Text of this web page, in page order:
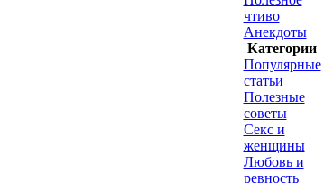
чтиво
Анекдоты
Категории
Популярные
статьи
Полезные
советы
Секс и
женщины
Любовь и
ревность